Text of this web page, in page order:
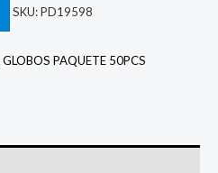
SKU:PD19598
GLOBOS PAQUETE 50PCS